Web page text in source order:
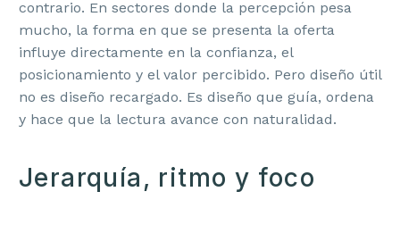
contrario. En sectores donde la percepción pesa
mucho, la forma en que se presenta la oferta
influye directamente en la confianza, el
posicionamiento y el valor percibido. Pero diseño útil
no es diseño recargado. Es diseño que guía, ordena
y hace que la lectura avance con naturalidad.
Jerarquía, ritmo y foco